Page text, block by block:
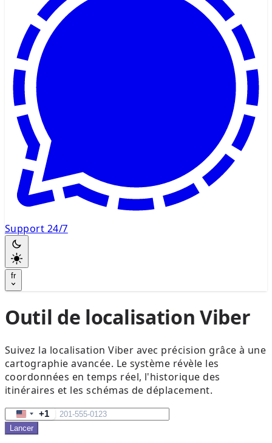
Support 24/7
fr
Outil de localisation Viber
Suivez la localisation Viber avec précision grâce à une
cartographie avancée. Le système révèle les
coordonnées en temps réel, l'historique des
itinéraires et les schémas de déplacement.
United
States
+1
Lancer